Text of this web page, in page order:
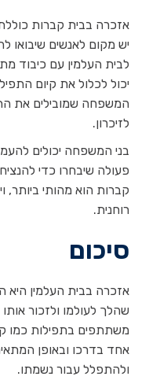
אזכרה בבית קברות
יש מקום לאנשים שיבואו
לבית העלמין עם כיבוד
יכול לכלול את קיום
המשפחה שמובילים את
לזיכרון.
בני המשפחה יכולים
פעולה שיבחרו כדי
קברות הוא מהותי
רוחנית.
סיכום
אזכרה בבית העלמין
שהלך לעולמו ולזכור
משתתפים בתפילות כמו
אחד בדרכו ובאופן
ולהתפלל עבור נשמתו.